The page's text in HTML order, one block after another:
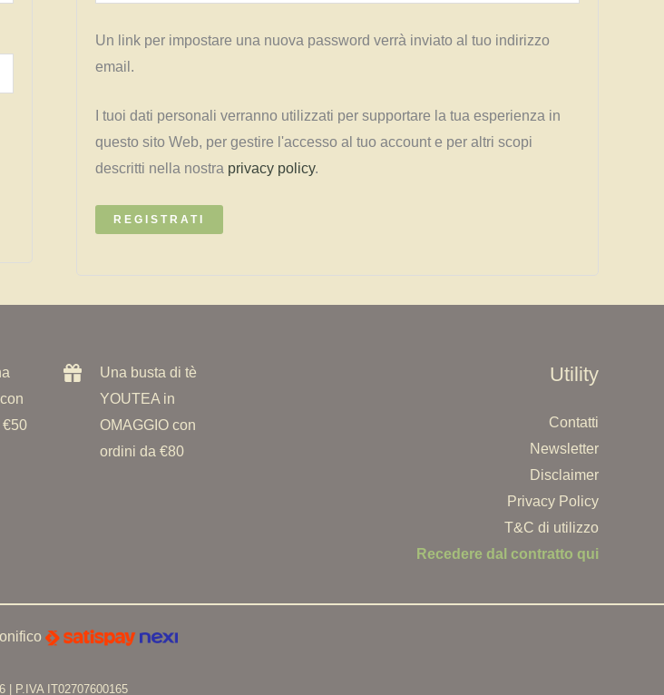
Un link per impostare una nuova password verrà inviato al tuo indirizzo
email.
I tuoi dati personali verranno utilizzati per supportare la tua esperienza in
questo sito Web, per gestire l'accesso al tuo account e per altri scopi
descritti nella nostra privacy policy.
REGISTRATI
Una busta di tè
YOUTEA in
OMAGGIO con
ordini da €80
Utility
Contatti
Newsletter
Disclaimer
Privacy Policy
T&C di utilizzo
Recedere dal contratto qui
| P.IVA IT02707600165